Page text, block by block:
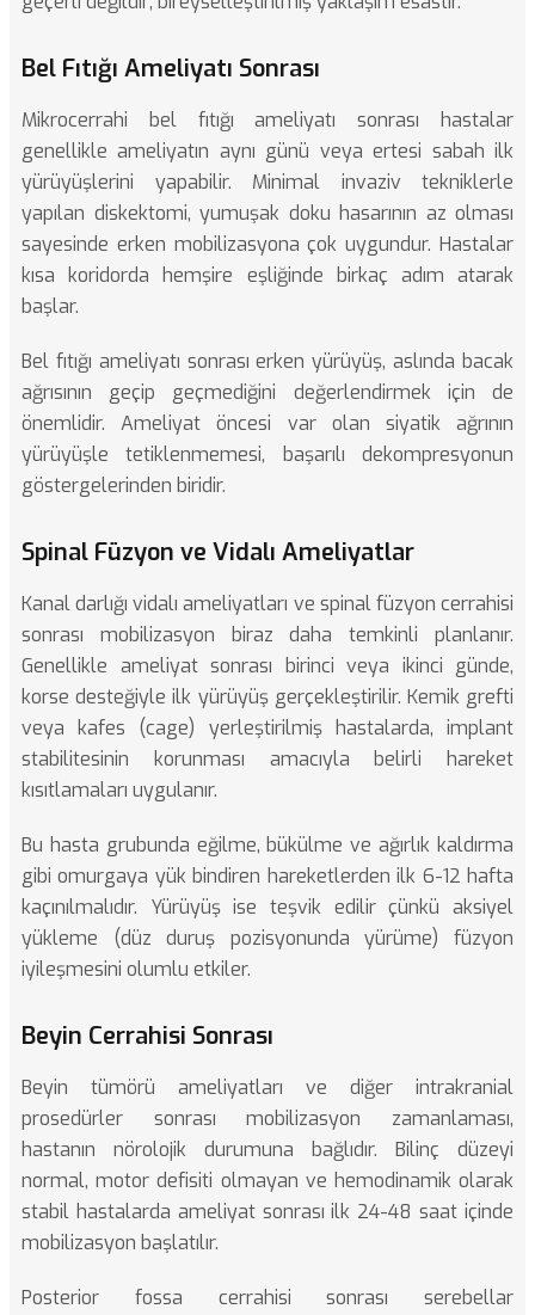
Bel Fıtığı Ameliyatı Sonrası
Mikrocerrahi bel fıtığı ameliyatı sonrası hastalar
genellikle ameliyatın aynı günü veya ertesi sabah ilk
yürüyüşlerini yapabilir. Minimal invaziv tekniklerle
yapılan diskektomi, yumuşak doku hasarının az olması
sayesinde erken mobilizasyona çok uygundur. Hastalar
kısa koridorda hemşire eşliğinde birkaç adım atarak
başlar.
Bel fıtığı ameliyatı sonrası erken yürüyüş, aslında bacak
ağrısının geçip geçmediğini değerlendirmek için de
önemlidir. Ameliyat öncesi var olan siyatik ağrının
yürüyüşle tetiklenmemesi, başarılı dekompresyonun
göstergelerinden biridir.
Spinal Füzyon ve Vidalı Ameliyatlar
Kanal darlığı vidalı ameliyatları ve spinal füzyon cerrahisi
sonrası mobilizasyon biraz daha temkinli planlanır.
Genellikle ameliyat sonrası birinci veya ikinci günde,
korse desteğiyle ilk yürüyüş gerçekleştirilir. Kemik grefti
veya kafes (cage) yerleştirilmiş hastalarda, implant
stabilitesinin korunması amacıyla belirli hareket
kısıtlamaları uygulanır.
Bu hasta grubunda eğilme, bükülme ve ağırlık kaldırma
gibi omurgaya yük bindiren hareketlerden ilk 6-12 hafta
kaçınılmalıdır. Yürüyüş ise teşvik edilir çünkü aksiyel
yükleme (düz duruş pozisyonunda yürüme) füzyon
iyileşmesini olumlu etkiler.
Beyin Cerrahisi Sonrası
Beyin tümörü ameliyatları ve diğer intrakranial
prosedürler sonrası mobilizasyon zamanlaması,
hastanın nörolojik durumuna bağlıdır. Bilinç düzeyi
normal, motor defisiti olmayan ve hemodinamik olarak
stabil hastalarda ameliyat sonrası ilk 24-48 saat içinde
mobilizasyon başlatılır.
Posterior fossa cerrahisi sonrası serebellar